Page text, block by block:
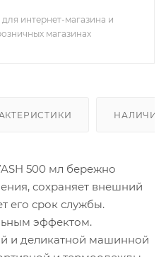
интернет-магазина и
магазинах
НАЛИЧИЕ
500 мл бережно
сохраняет внешний
его срок службы.
эффектом.
и деликатной машинной